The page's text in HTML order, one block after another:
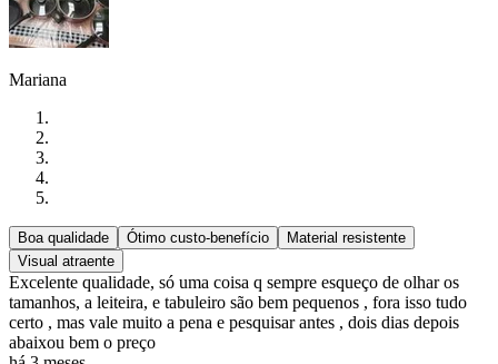
Mariana
Boa qualidade Ótimo custo-benefício
Material resistente
Visual atraente
Excelente qualidade, só uma coisa q sempre esqueço de olhar os
tamanhos, a leiteira, e tabuleiro são bem pequenos , fora isso tudo
certo , mas vale muito a pena e pesquisar antes , dois dias depois
abaixou bem o preço